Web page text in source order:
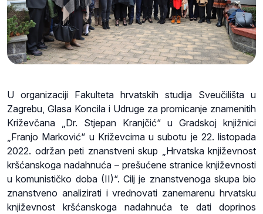
U organizaciji Fakulteta hrvatskih studija Sveučilišta u
Zagrebu, Glasa Koncila i Udruge za promicanje znamenitih
Križevčana „Dr. Stjepan Kranjčić“ u Gradskoj knjižnici
„Franjo Marković“ u Križevcima u subotu je 22. listopada
2022. održan peti znanstveni skup „Hrvatska književnost
kršćanskoga nadahnuća – prešućene stranice književnosti
u komunističko doba (II)“. Cilj je znanstvenoga skupa bio
znanstveno analizirati i vrednovati zanemarenu hrvatsku
književnost kršćanskoga nadahnuća te dati doprinos